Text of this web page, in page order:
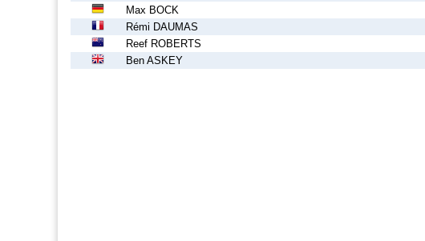
Max BOCK
Rémi DAUMAS
Reef ROBERTS
Ben ASKEY